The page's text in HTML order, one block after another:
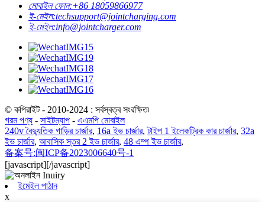
মোবাইল ফোন:+86 18059866977
ই-মেইল:techsupport@jointcharging.com
ই-মেইল:info@jointcharger.com
© কপিরাইট - 2010-2024 : সর্বস্বত্ব সংরক্ষিত৷
গরম পণ্য - সাইটম্যাপ - এএমপি মোবাইল
240v বৈদ্যুতিক গাড়ির চার্জার, 16a ইভ চার্জার,টাইপ 1 ইলেকট্রিক কার চার্জার, 32a
ইভ চার্জার, আবাসিক স্তর 2 ইভ চার্জার, 48 এম্প ইভ চার্জার,
备案号:闽ICP备2023006640号-1
[javascript][/javascript]
ইমেইল পাঠান
x